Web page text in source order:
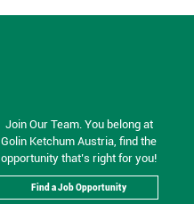
Join Our Team. You belong at
Golin Ketchum Austria, find the
opportunity that’s right for you!
Find a Job Opportunity